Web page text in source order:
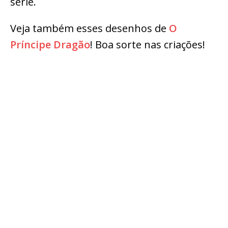
Veja também esses desenhos de O
Príncipe Dragão! Boa sorte nas criações!